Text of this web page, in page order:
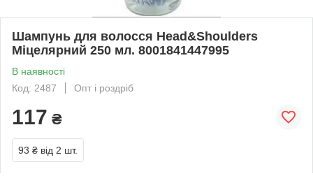
Шампунь для волосся Head&Shoulders
Міцелярний 250 мл. 8001841447995
В наявності
Код: 2487
Опт і роздріб
117 ₴
93 ₴ від 2 шт.